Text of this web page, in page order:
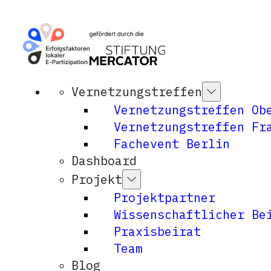
Vernetzungstreffen
Vernetzungstreffen
Vernetzungstreffen
Fachevent Berlin
Dashboard
Projekt
Projektpartner
Wissenschaftlicher
Praxisbeirat
Team
Blog